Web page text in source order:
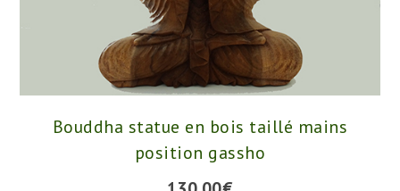
Bouddha statue en bois taillé mains
position gassho